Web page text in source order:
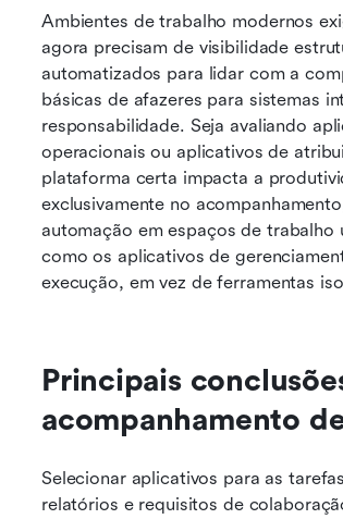
Ambientes de trabalho modernos
agora precisam de visibilidade
automatizados para lidar com a
básicas de afazeres para sistemas
responsabilidade. Seja avaliando
operacionais ou aplicativos de
plataforma certa impacta a
exclusivamente no
automação em espaços de
como os aplicativos de
execução, em vez de ferramentas
Principais
acompanhamento
Selecionar aplicativos para as
relatórios e requisitos de